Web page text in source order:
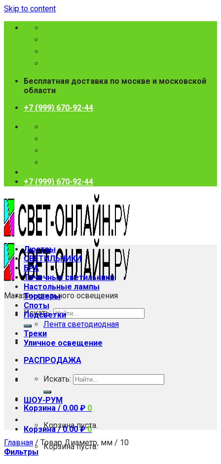
Skip to content
Бесплатная доставка по москве и московской
области
+7 (999) 670-92-44
+7 (999) 670-92-44
Магазин стильного освещения
Искать:
РАСПРОДАЖА
ШОУ-РУМ
Корзина /0.00₽ 0
Корзина пуста.
Люстры
СВЕТИЛЬНИКИ
БРА
Точечные светильники
Настольные лампы
Торшеры
Споты
Подсветки
Лента светодиодная
Треки
Уличное освещение
Искать:
Корзина / 0.00 ₽ 0
Корзина пуста.
Главная / Товар Диаметр, мм / 10
Фильтры